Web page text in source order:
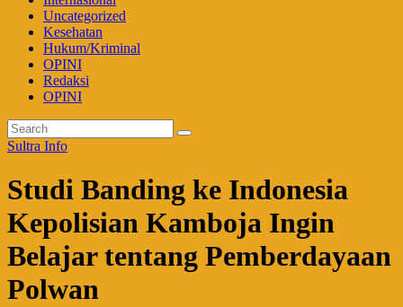
Uncategorized
Kesehatan
Hukum/Kriminal
OPINI
Redaksi
OPINI
Sultra Info
Studi Banding ke Indonesia
Kepolisian Kamboja Ingin
Belajar tentang Pemberdayaan
Polwan